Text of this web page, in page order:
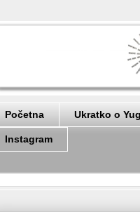
Početna Ukratko o
Instagram